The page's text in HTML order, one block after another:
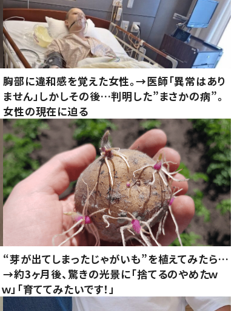
胸部に違和感を覚えた女性。→医師「異常はあり
ません」しかしその後…判明した”まさかの病”。
女性の現在に迫る
“芽が出てしまったじゃがいも”を植えてみたら…
→約3ヶ月後、驚きの光景に「捨てるのやめたｗ
ｗ」「育ててみたいです！」